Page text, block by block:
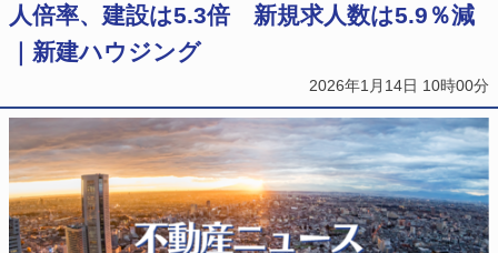
人倍率、建設は5.3倍 新規求人数は5.9％減
｜新建ハウジング
2026年1月14日 10時00分